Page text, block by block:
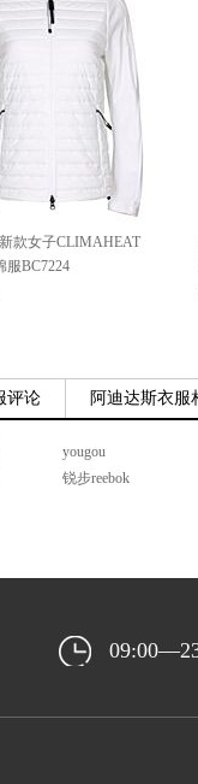
款女子CLIMAHEAT
服BC7224
评论 阿迪达斯衣服
yougou
锐步reebok